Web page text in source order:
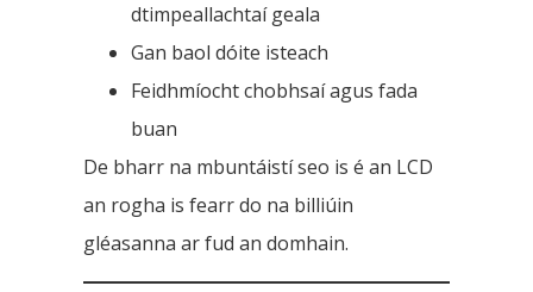
dtimpeallachtaí geala
Gan baol dóite isteach
Feidhmíocht chobhsaí agus fada
buan
De bharr na mbuntáistí seo is é an LCD
an rogha is fearr do na billiúin
gléasanna ar fud an domhain.